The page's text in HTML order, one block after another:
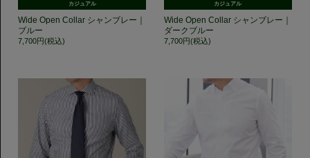
カジュアル
Wide Open Collar シャンブレー｜
ブルー
7,700円(税込)
カジュアル
Wide Open Collar シャンブレー｜
ダークブルー
7,700円(税込)